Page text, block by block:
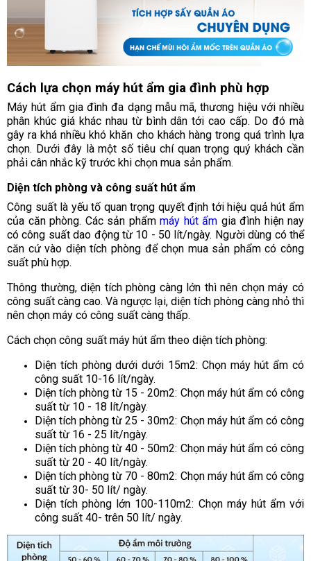
Cách lựa chọn máy hút ẩm gia đình phù hợp
Máy hút ẩm gia đình đa dạng mẫu mã, thương hiệu với nhiều
phân khúc giá khác nhau từ bình dân tới cao cấp. Do đó mà
gây ra khá nhiều khó khăn cho khách hàng trong quá trình lựa
chọn. Dưới đây là một số tiêu chí quan trọng quý khách cần
phải cân nhắc kỹ trước khi chọn mua sản phẩm.
Diện tích phòng và công suất hút ẩm
Công suất là yếu tố quan trọng quyết định tới hiệu quả hút ẩm
của căn phòng. Các sản phẩm máy hút ẩm gia đình hiện nay
có công suất dao động từ 10 - 50 lít/ngày. Người dùng có thể
căn cứ vào diện tích phòng để chọn mua sản phẩm có công
suất phù hợp.
Thông thường, diện tích phòng càng lớn thì nên chọn máy có
công suất càng cao. Và ngược lại, diện tích phòng càng nhỏ thì
nên chọn máy có công suất càng thấp.
Cách chọn công suất máy hút ẩm theo diện tích phòng:
Diện tích phòng dưới dưới 15m2: Chọn máy hút ẩm có
công suất 10-16 lít/ngày.
Diện tích phòng từ 15 - 20m2: Chọn máy hút ẩm có công
suất từ 10 - 18 lít/ngày.
Diện tích phòng từ 25 - 30m2: Chọn máy hút ẩm có công
suất từ 16 - 25 lít/ngày.
Diện tích phòng từ 40 - 50m2: Chọn máy hút ẩm có công
suất từ 20 - 40 lít/ngày.
Diện tích phòng từ 70 - 80m2: Chọn máy hút ẩm có công
suất từ 30- 50 lít/ ngày.
Diện tích phòng lớn 100-110m2: Chọn máy hút ẩm với
công suất 40- trên 50 lít/ ngày.